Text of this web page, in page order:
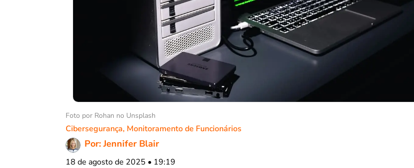
Foto por Rohan no Unsplash
Cibersegurança, Monitoramento de Funcionários
Por: Jennifer Blair
18 de agosto de 2025 • 19:19